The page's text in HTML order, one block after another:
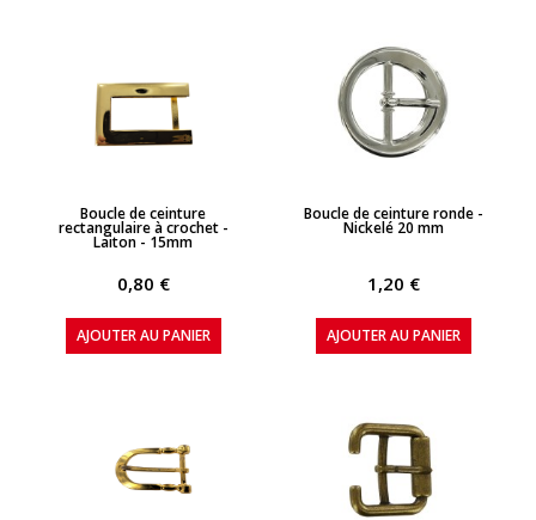
APERÇU RAPIDE
Boucle de ceinture
rectangulaire à crochet -
Laiton - 15mm
0,80 €
AJOUTER AU PANIER
APERÇU RAPIDE
Boucle de ceinture ronde -
Nickelé 20 mm
1,20 €
AJOUTER AU PANIER